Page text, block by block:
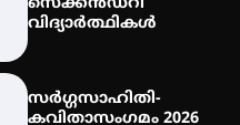
സെക്കൻഡറി
വിദ്യാർത്ഥികൾ
സർഗ്ഗസാഹിതി-
കവിതാസംഗമം 2026